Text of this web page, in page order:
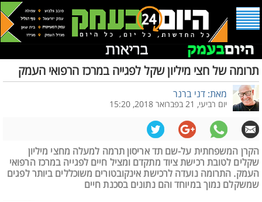
תרומה של חצי מיליון שקל לפגייה במרכז הרפואי העמק
מאת: דני ברנר
יום רביעי, 21 בפברואר 2018, 15:20
הקרן המשפחתית על-שם תד אריסון תרמה למעלה מחצי מיליון
שקלים לטובת רכישת ציוד מתקדם ומציל חיים לפגייה במרכז הרפואי
העמק. התרומה נועדה לרכישת אינקובטורים משוכללים ביותר לפגים
שמשקלם נמוך במיוחד והם נתונים בסכנת חיים